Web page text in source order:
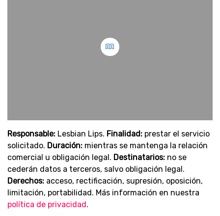
Responsable: Lesbian Lips. Finalidad: prestar el servicio
solicitado. Duración: mientras se mantenga la relación
comercial u obligación legal. Destinatarios: no se
cederán datos a terceros, salvo obligación legal.
Derechos: acceso, rectificación, supresión, oposición,
limitación, portabilidad. Más información en nuestra
política de privacidad .